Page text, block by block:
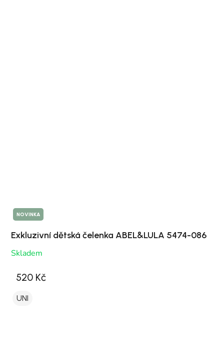
NOVINKA
Exkluzivní dětská čelenka ABEL&LULA 5474-086
Skladem
520 Kč
UNI